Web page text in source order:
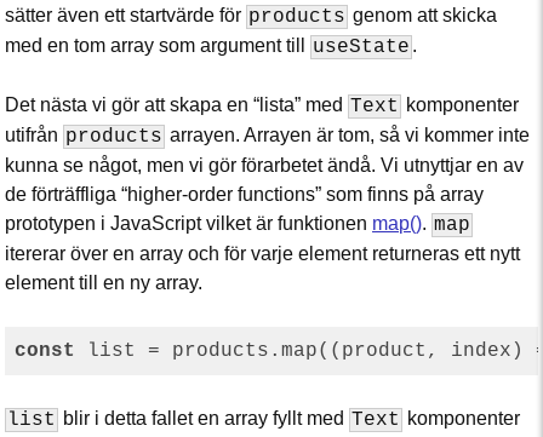
sätter även ett startvärde för products genom att skicka
med en tom array som argument till
useState .
Det nästa vi gör att skapa en “lista” med Text komponenter
utifrån products arrayen. Arrayen är tom, så vi kommer inte
kunna se något, men vi gör förarbetet ändå. Vi utnyttjar en av
de förträffliga “higher-order functions” som finns på array
prototypen i JavaScript vilket är funktionen map(). map
itererar över en array och för varje element returneras ett nytt
element till en ny array.
const list = products.map( ( product, index )
list blir i detta fallet en array fyllt med Text komponenter